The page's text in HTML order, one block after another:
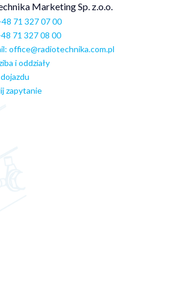
Marketing Sp. z.o.o.
71 327 07 00
71 327 08 00
office@radiotechnika.com.pl
i oddziały
zapytanie